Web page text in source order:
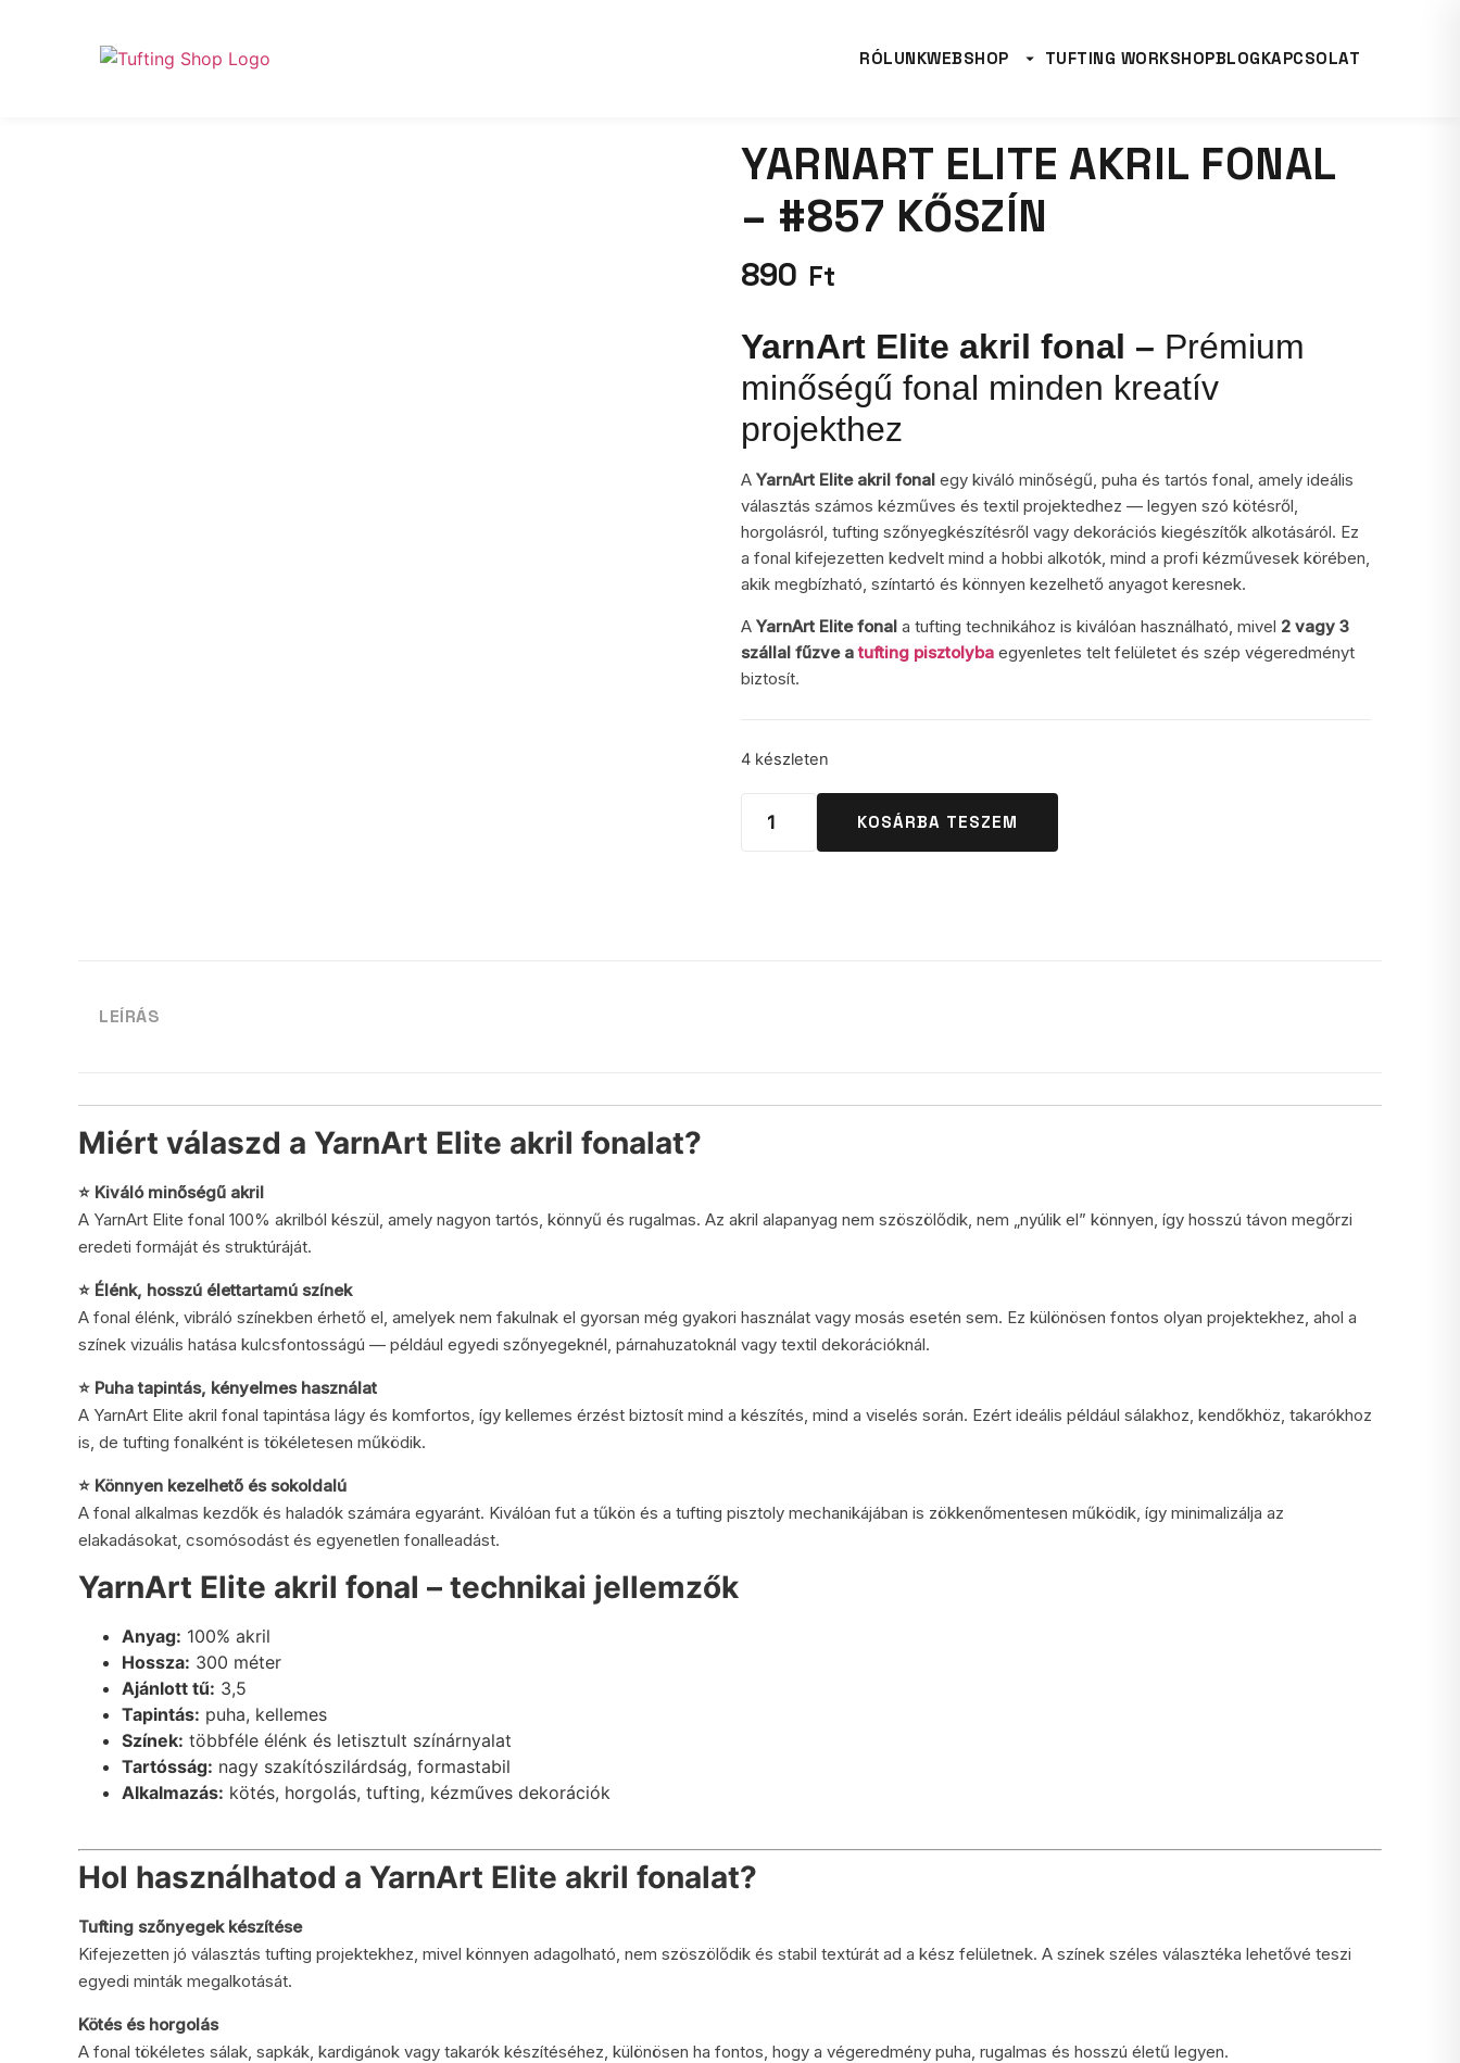
RÓLUNKWEBSHOP TUFTING WORKSHOPBLOGKAPCSOLAT
YARNART ELITE AKRIL FONAL
– #857 KŐSZÍN
890 Ft
YarnArt Elite akril fonal – Prémium
minőségű fonal minden kreatív
projekthez
A YarnArt Elite akril fonal egy kiváló minőségű, puha és tartós fonal, amely ideális
választás számos kézműves és textil projektedhez — legyen szó kötésről,
horgolásról, tufting szőnyegkészítésről vagy dekorációs kiegészítők alkotásáról. Ez
a fonal kifejezetten kedvelt mind a hobbi alkotók, mind a profi kézművesek körében,
akik megbízható, színtartó és könnyen kezelhető anyagot keresnek.
A YarnArt Elite fonal a tufting technikához is kiválóan használható, mivel 2 vagy 3
szállal fűzve atufting pisztolyba egyenletes telt felületet és szép végeredményt
biztosít.
4 készleten
KOSÁRBA TESZEM
LEÍRÁS
Miért válaszd a YarnArt Elite akril fonalat?
⭐ Kiváló minőségű akril
A YarnArt Elite fonal 100% akrilból készül, amely nagyon tartós, könnyű és rugalmas. Az akril alapanyag nem szöszölődik, nem „nyúlik el” könnyen, így hosszú távon megőrzi
eredeti formáját és struktúráját.
⭐ Élénk, hosszú élettartamú színek
A fonal élénk, vibráló színekben érhető el, amelyek nem fakulnak el gyorsan még gyakori használat vagy mosás esetén sem. Ez különösen fontos olyan projektekhez, ahol a
színek vizuális hatása kulcsfontosságú — például egyedi szőnyegeknél, párnahuzatoknál vagy textil dekorációknál.
⭐ Puha tapintás, kényelmes használat
A YarnArt Elite akril fonal tapintása lágy és komfortos, így kellemes érzést biztosít mind a készítés, mind a viselés során. Ezért ideális például sálakhoz, kendőkhöz, takarókhoz
is, de tufting fonalként is tökéletesen működik.
⭐ Könnyen kezelhető és sokoldalú
A fonal alkalmas kezdők és haladók számára egyaránt. Kiválóan fut a tűkön és a tufting pisztoly mechanikájában is zökkenőmentesen működik, így minimalizálja az
elakadásokat, csomósodást és egyenetlen fonalleadást.
YarnArt Elite akril fonal – technikai jellemzők
Anyag: 100% akril
Hossza: 300 méter
Ajánlott tű: 3,5
Tapintás: puha, kellemes
Színek: többféle élénk és letisztult színárnyalat
Tartósság: nagy szakítószilárdság, formastabil
Alkalmazás: kötés, horgolás, tufting, kézműves dekorációk
Hol használhatod a YarnArt Elite akril fonalat?
Tufting szőnyegek készítése
Kifejezetten jó választás tufting projektekhez, mivel könnyen adagolható, nem szöszölődik és stabil textúrát ad a kész felületnek. A színek széles választéka lehetővé teszi
egyedi minták megalkotását.
Kötés és horgolás
A fonal tökéletes sálak, sapkák, kardigánok vagy takarók készítéséhez, különösen ha fontos, hogy a végeredmény puha, rugalmas és hosszú életű legyen.